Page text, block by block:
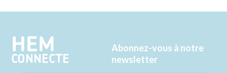
Twitter
Facebook
HEM
CONNECTE
Abonnez-vous à notre
newsletter